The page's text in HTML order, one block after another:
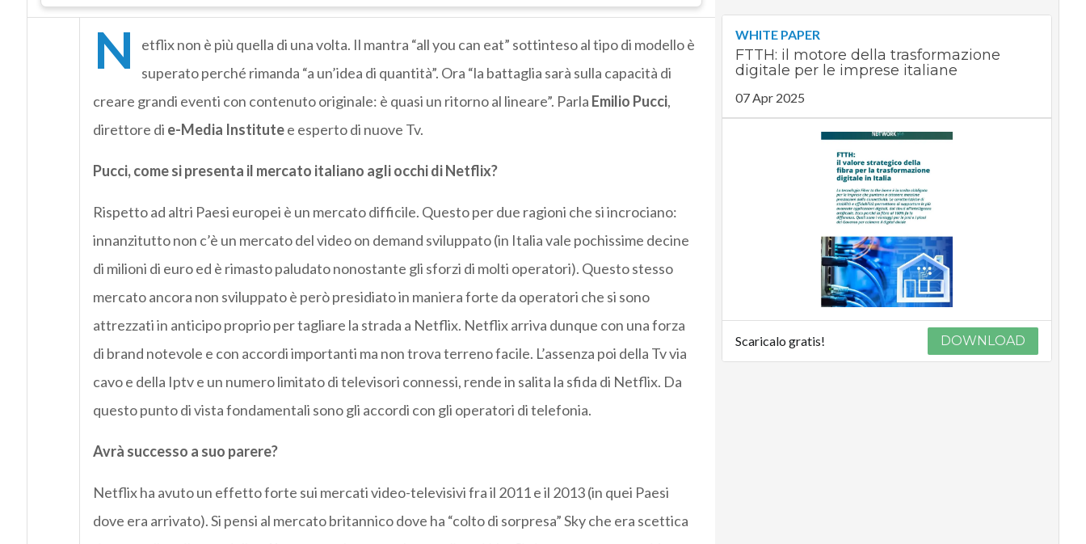
N
etflix non è più quella di una volta. Il mantra “all you can eat” sottinteso al tipo di modello è
superato perché rimanda “a un’idea di quantità”. Ora “la battaglia sarà sulla capacità di
creare grandi eventi con contenuto originale: è quasi un ritorno al lineare”. Parla Emilio Pucci,
direttore di e-Media Institutee esperto di nuove Tv.
Pucci, come si presenta il mercato italiano agli occhi di Netflix?
Rispetto ad altri Paesi europei è un mercato difficile. Questo per due ragioni che si incrociano:
innanzitutto non c’è un mercato del video on demand sviluppato (in Italia vale pochissime decine
di milioni di euro ed è rimasto paludato nonostante gli sforzi di molti operatori). Questo stesso
mercato ancora non sviluppato è però presidiato in maniera forte da operatori che si sono
attrezzati in anticipo proprio per tagliare la strada a Netflix. Netflix arriva dunque con una forza
di brand notevole e con accordi importanti ma non trova terreno facile. L’assenza poi della Tv via
cavo e della Iptv e un numero limitato di televisori connessi, rende in salita la sfida di Netflix. Da
questo punto di vista fondamentali sono gli accordi con gli operatori di telefonia.
Avrà successo a suo parere?
Netflix ha avuto un effetto forte sui mercati video-televisivi fra il 2011 e il 2013 (in quei Paesi
dove era arrivato). Si pensi al mercato britannico dove ha “colto di sorpresa” Sky che era scettica
WHITE PAPER
FTTH: il motore della trasformazione
digitale per le imprese italiane
07 Apr 2025
Scaricalo gratis! DOWNLOAD